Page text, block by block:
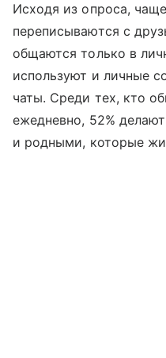
Исходя из опроса,
переписываются с
общаются только в
используют и личные
чаты. Среди тех, кто
ежедневно, 52%
и родными, которые